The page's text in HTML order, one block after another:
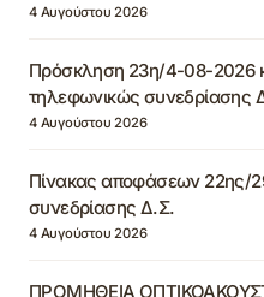
4 Αυγούστου 2026
Πρόσκληση 23η/4-08-2026
τηλεφωνικώς συνεδρίασης
4 Αυγούστου 2026
Πίνακας αποφάσεων 22ης/
συνεδρίασης Δ.Σ.
4 Αυγούστου 2026
ΠΡΟΜΗΘΕΙΑ